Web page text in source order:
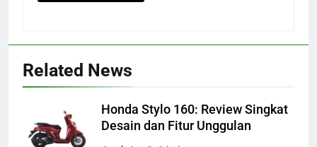
Related News
Honda Stylo 160: Review Singkat
Desain dan Fitur Unggulan